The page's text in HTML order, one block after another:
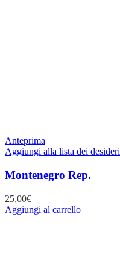
Anteprima
Aggiungi alla lista dei desideri
Montenegro Rep.
25,00€
Aggiungi al carrello